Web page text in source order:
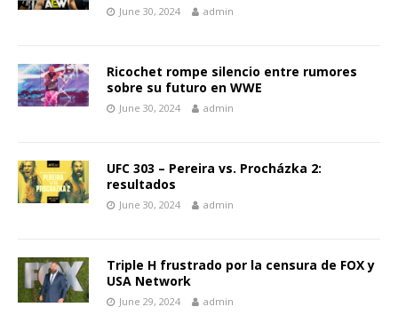
June 30, 2024 admin
Ricochet rompe silencio entre rumores
sobre su futuro en WWE
June 30, 2024 admin
UFC 303 – Pereira vs. Procházka 2:
resultados
June 30, 2024 admin
Triple H frustrado por la censura de FOX y
USA Network
June 29, 2024 admin